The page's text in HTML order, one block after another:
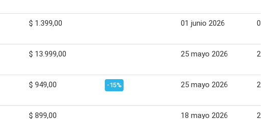
$ 1.399,00 01 junio 2026 06
$ 13.999,00 25 mayo 2026 29
$ 949,00 -15% 25 mayo 2026 29
$ 899,00 18 mayo 2026 22